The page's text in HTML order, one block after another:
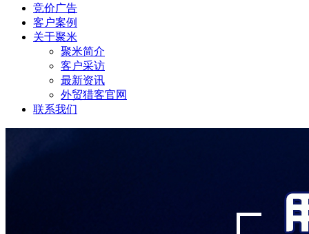
竞价广告
客户案例
关于聚米
聚米简介
客户采访
最新资讯
外贸猎客官网
联系我们